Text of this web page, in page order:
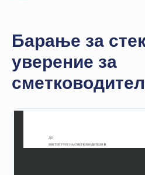
НА
КВАЛИТЕТ
КАКО
СТАНАМ
Барање за
уверение за
сметководител